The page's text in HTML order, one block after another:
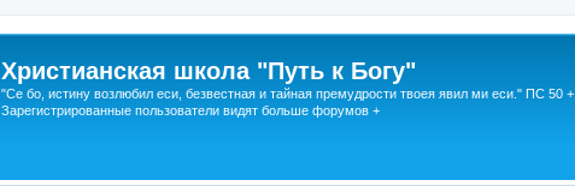
Христианская школа "Путь к Богу"
"Се бо, истину возлюбил еси, безвестная и тайная премудрости твоея явил ми еси." ПС 50 +
Зарегистрированные пользователи видят больше форумов +